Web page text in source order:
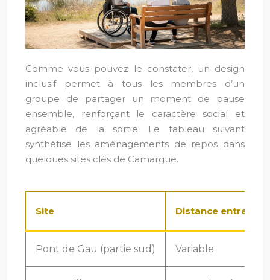
Comme vous pouvez le constater, un design
inclusif permet à tous les membres d’un
groupe de partager un moment de pause
ensemble, renforçant le caractère social et
agréable de la sortie. Le tableau suivant
synthétise les aménagements de repos dans
quelques sites clés de Camargue.
Site Distance entre
Pont de Gau (partie sud) Variable